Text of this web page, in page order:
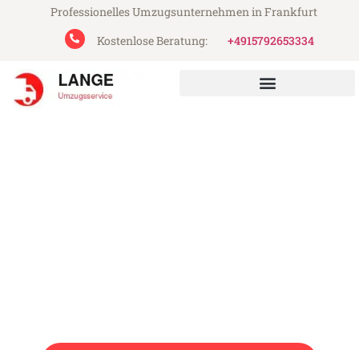
Professionelles Umzugsunternehmen in Frankfurt
Kostenlose Beratung:
+4915792653334